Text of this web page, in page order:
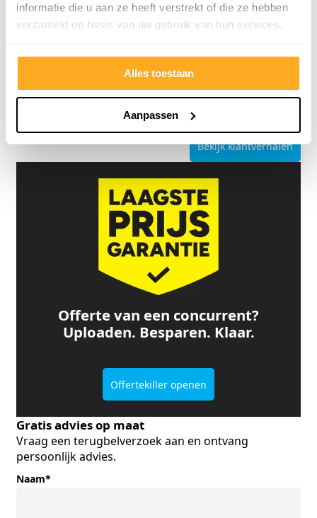
informatie die u aan ze heeft verstrekt of die ze hebben
verzameld op basis van uw gebruik van hun services.
Alles toestaan
Aanpassen
4.8/5
Bekijk klantverhalen
Offerte van een concurrent?
Uploaden. Besparen. Klaar.
Offertekiller openen
Gratis advies op maat
Vraag een terugbelverzoek aan en ontvang
persoonlijk advies.
Naam*